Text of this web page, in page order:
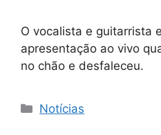
O vocalista e guitarrista
apresentação ao vivo
no chão e desfaleceu.
Categorias
Notícias